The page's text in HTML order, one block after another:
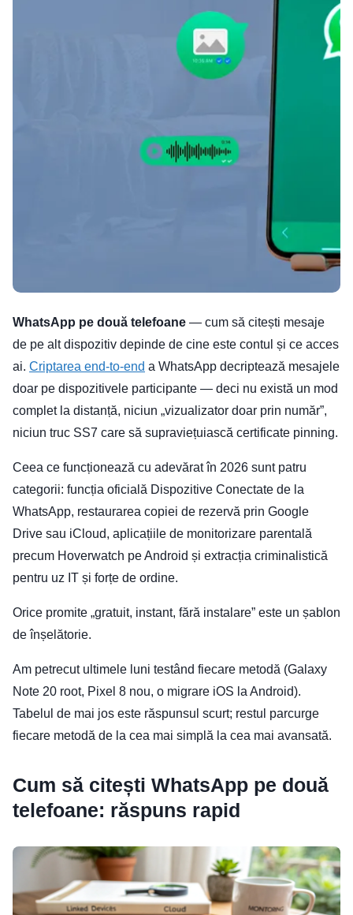
WhatsApp pe două telefoane — cum să citești mesaje
de pe alt dispozitiv depinde de cine este contul și ce acces
ai. Criptarea end-to-end a WhatsApp decriptează mesajele
doar pe dispozitivele participante — deci nu există un mod
complet la distanță, niciun „vizualizator doar prin număr”,
niciun truc SS7 care să supraviețuiască certificate pinning.
Ceea ce funcționează cu adevărat în 2026 sunt patru
categorii: funcția oficială Dispozitive Conectate de la
WhatsApp, restaurarea copiei de rezervă prin Google
Drive sau iCloud, aplicațiile de monitorizare parentală
precum Hoverwatch pe Android și extracția criminalistică
pentru uz IT și forțe de ordine.
Orice promite „gratuit, instant, fără instalare” este un șablon
de înșelătorie.
Am petrecut ultimele luni testând fiecare metodă (Galaxy
Note 20 root, Pixel 8 nou, o migrare iOS la Android).
Tabelul de mai jos este răspunsul scurt; restul parcurge
fiecare metodă de la cea mai simplă la cea mai avansată.
Cum să citești WhatsApp pe două
telefoane: răspuns rapid